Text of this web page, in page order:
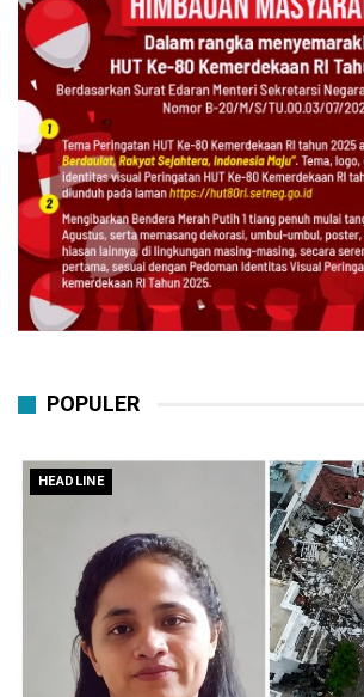
POPULER
HEADLINE